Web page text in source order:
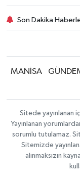
Son Dakika
MANİSA
Sitede yayınlanan
Yayınlanan
sorumlu tutulamaz.
Sitemizde
alınmaksızın